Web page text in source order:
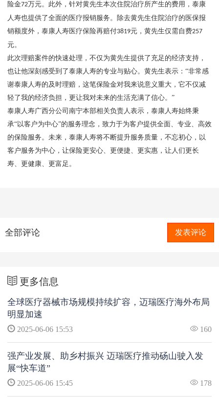
险金72万元。此外，针对黄先生本次住院治疗所产生的费用，泰康
人寿也提供了全面的医疗报销服务。除去黄先生住院治疗的医保报
销额度外，泰康人寿医疗保险再赔付3819元，黄先生仅需自费257
元。
此次理赔案件的快速处理，不仅为黄先生提供了充足的经济支持，
也让他深刻感受到了泰康人寿的专业与贴心。黄先生表示： “非常感
谢泰康人寿的及时理赔，这笔保险金对我来说意义重大，它不仅减
轻了我的经济负担，更让我对未来的生活充满了信心。”
泰康人寿广西分公司南宁本部相关负责人表示，泰康人寿始终秉
承“以客户为中心”的服务理念，致力于为客户提供全面、专业、高效
的保险服务。未来，泰康人寿将不断提升服务质量，不忘初心，以
客户服务为中心，让保险更安心、更便捷、更实惠，让人们更长
寿、更健康、更富足。
全部评论 发表评论
更多信息
全球医疗器械市场规模持续扩容，迈瑞医疗海外布局
明显加速
2025-06-06 15:53 160
强产业发展、助乡村振兴 迈瑞医疗推动砀山驶入发
展“快车道”
2025-06-06 15:45 178